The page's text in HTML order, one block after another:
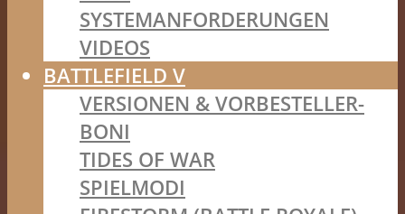
SYSTEMANFORDERUNGEN
VIDEOS
BATTLEFIELD V
VERSIONEN & VORBESTELLER-
BONI
TIDES OF WAR
SPIELMODI